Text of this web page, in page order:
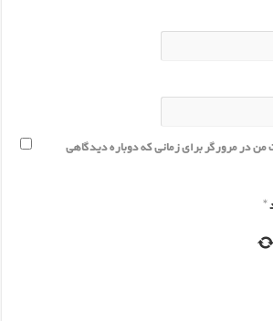
من در مرورگر برای زمانی که دوباره دیدگاهی
*